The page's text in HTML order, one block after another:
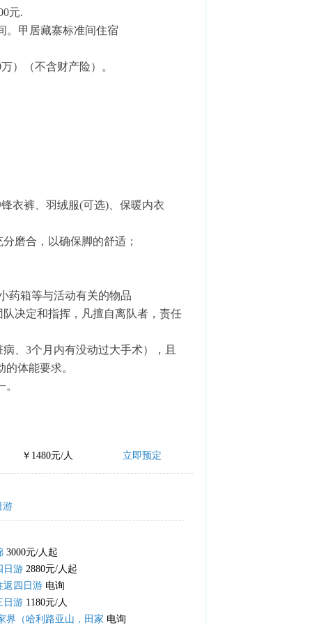
元.
。甲居藏寨标准间住宿
）（不含财产险）。
衣裤、羽绒服(可选)、保暖内衣
磨合，以确保脚的舒适；
药箱等与活动有关的物品
决定和指挥，凡擅自离队者，责任
、3个月内有没动过大手术），且
体能要求。
￥1480元/人 立即预定
游
3000元/人起
日游 2880元/人起
返四日游 电询
日游 1180元/人
界（哈利路亚山，田家 电询